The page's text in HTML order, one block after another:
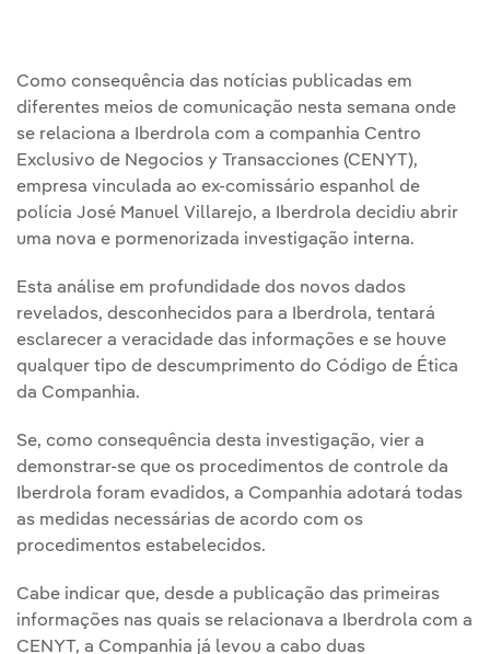
Como consequência das notícias publicadas em
diferentes meios de comunicação nesta semana onde
se relaciona a Iberdrola com a companhia Centro
Exclusivo de Negocios y Transacciones (CENYT),
empresa vinculada ao ex-comissário espanhol de
polícia José Manuel Villarejo, a Iberdrola decidiu abrir
uma nova e pormenorizada investigação interna.
Esta análise em profundidade dos novos dados
revelados, desconhecidos para a Iberdrola, tentará
esclarecer a veracidade das informações e se houve
qualquer tipo de descumprimento do Código de Ética
da Companhia.
Se, como consequência desta investigação, vier a
demonstrar-se que os procedimentos de controle da
Iberdrola foram evadidos, a Companhia adotará todas
as medidas necessárias de acordo com os
procedimentos estabelecidos.
Cabe indicar que, desde a publicação das primeiras
informações nas quais se relacionava a Iberdrola com a
CENYT, a Companhia já levou a cabo duas